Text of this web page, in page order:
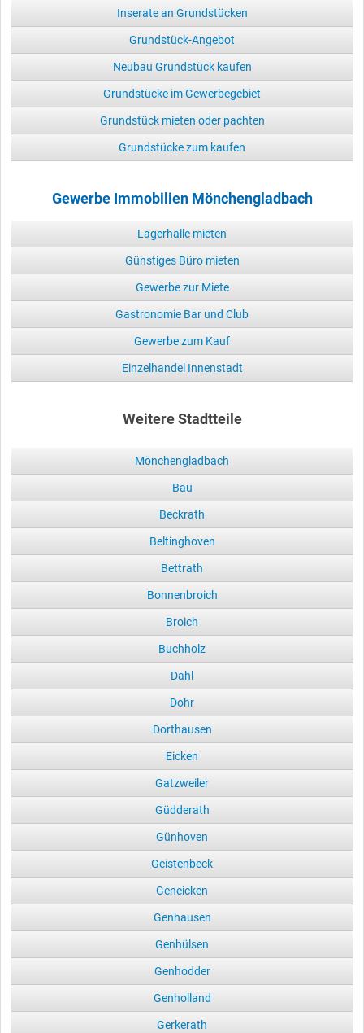
Inserate an Grundstücken
Grundstück-Angebot
Neubau Grundstück kaufen
Grundstücke im Gewerbegebiet
Grundstück mieten oder pachten
Grundstücke zum kaufen
Gewerbe Immobilien Mönchengladbach
Lagerhalle mieten
Günstiges Büro mieten
Gewerbe zur Miete
Gastronomie Bar und Club
Gewerbe zum Kauf
Einzelhandel Innenstadt
Weitere Stadtteile
Mönchengladbach
Bau
Beckrath
Beltinghoven
Bettrath
Bonnenbroich
Broich
Buchholz
Dahl
Dohr
Dorthausen
Eicken
Gatzweiler
Güdderath
Günhoven
Geistenbeck
Geneicken
Genhausen
Genhülsen
Genhodder
Genholland
Gerkerath